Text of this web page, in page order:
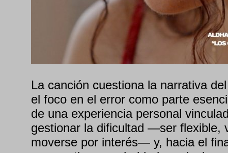
La canción cuestiona la narrativa
el foco en el error como parte
de una experiencia personal
gestionar la dificultad —ser flexible,
moverse por interés— y, hacia el